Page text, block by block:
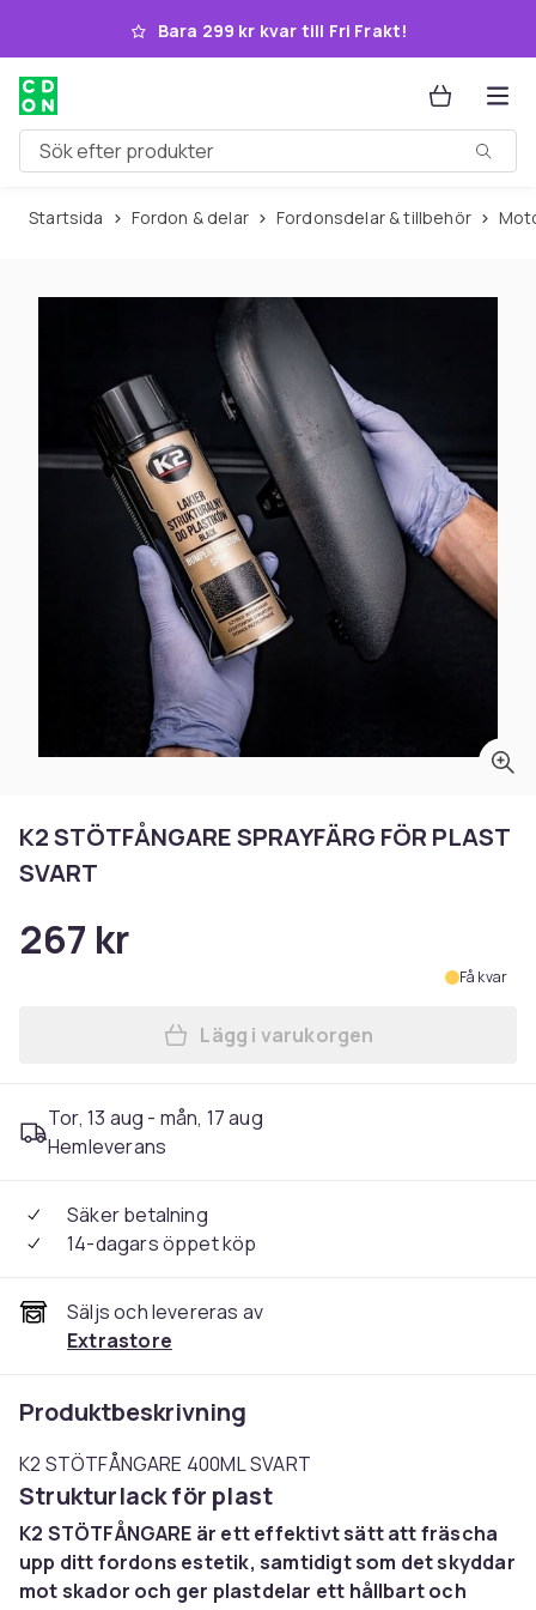
Hoppa till huvudinnehållet
Bara 299 kr kvar till Fri Frakt!
Sök efter produkter
Startsida Fordon & delar Fordonsdelar & tillbehör
K2 STÖTFÅNGARE SPRAYFÄRG FÖR PLAST
SVART
267 kr
Få kvar
Lägg till K2 STÖTFÅNGARE
Lägg i varukorgen
Tor, 13 aug - mån, 17 aug
Hemleverans
Säker betalning
14-dagars öppet köp
Säljs och levereras av
Extrastore
Produktbeskrivning
K2 STÖTFÅNGARE 400ML SVART
Strukturlack för plast
K2 STÖTFÅNGARE är ett effektivt sätt att fräscha
upp ditt fordons estetik, samtidigt som det skyddar
mot skador och ger plastdelar ett hållbart och